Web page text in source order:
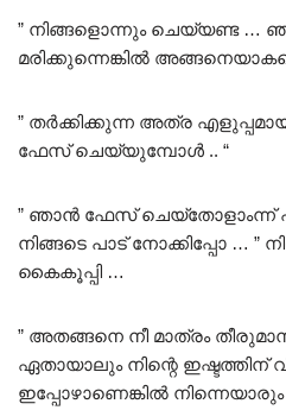
” നിങ്ങളൊന്നും ചെയ്യണ്ട …
മരിക്കുന്നെങ്കിൽ
” തർക്കിക്കുന്ന അത്ര
ഫേസ് ചെയ്യുമ്പോൾ .. “
” ഞാൻ ഫേസ് ചെയ്തോളാംന്ന്
നിങ്ങടെ പാട് നോക്കിപ്പോ … ”
കൈകൂപ്പി …
” അതങ്ങനെ നീ മാത്രം
ഏതായാലും നിന്റെ ഇഷ്ടത്തിന്
ഇപ്പോഴാണെങ്കിൽ നിന്നെയാരും